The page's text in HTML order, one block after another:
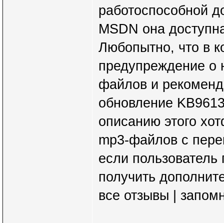
работоспособной
MSDN она
Любопытно, что в
предупреждение о
файлов и
обновление
описанию этого
mp3-файлов с
если
получить
все отзывы |